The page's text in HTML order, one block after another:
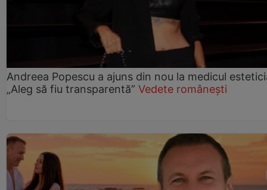
Andreea Popescu a ajuns din nou la medicul
„Aleg să fiu transparentă” Vedete românești